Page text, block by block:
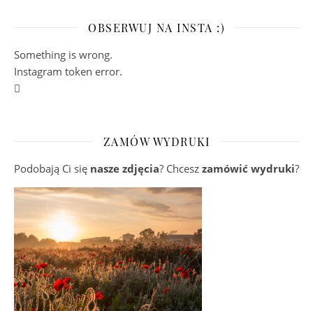
OBSERWUJ NA INSTA :)
Something is wrong.
Instagram token error.
ZAMÓW WYDRUKI
Podobają Ci się nasze zdjęcia? Chcesz zamówić wydruki?